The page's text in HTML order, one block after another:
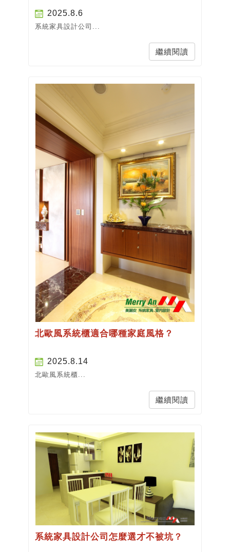
2025.8.6
系統家具設計公司...
繼續閱讀
北歐風系統櫃適合哪種家庭風格？
2025.8.14
北歐風系統櫃...
繼續閱讀
系統家具設計公司怎麼選才不被坑？